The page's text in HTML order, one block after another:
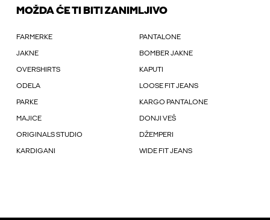
MOŽDA ĆE TI BITI ZANIMLJIVO
FARMERKE PANTALONE
JAKNE BOMBER JAKNE
OVERSHIRTS KAPUTI
ODELA LOOSE FIT JEANS
PARKE KARGO PANTALONE
MAJICE DONJI VEŠ
ORIGINALS STUDIO DŽEMPERI
KARDIGANI WIDE FIT JEANS